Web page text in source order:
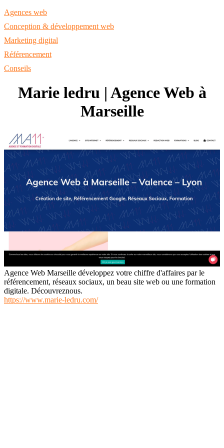
Agences web
Conception & développement web
Marketing digital
Référencement
Conseils
Marie ledru | Agence Web à
Marseille
Agence Web Marseille développez votre chiffre d'affaires par le
référencement, réseaux sociaux, un beau site web ou une formation
digitale. Découvreznous.
https://www.marie-ledru.com/